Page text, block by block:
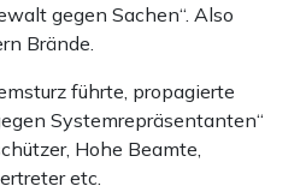
gegen Sachen“. Also
Brände.
führte, propagierte
Systemrepräsentanten“
Hohe Beamte,
etc.